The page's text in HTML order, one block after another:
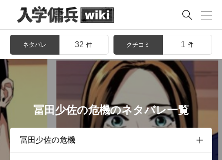

ネタバレ 32 件 クチコミ 1 件
冨田少佐の危機のネタバレ一覧